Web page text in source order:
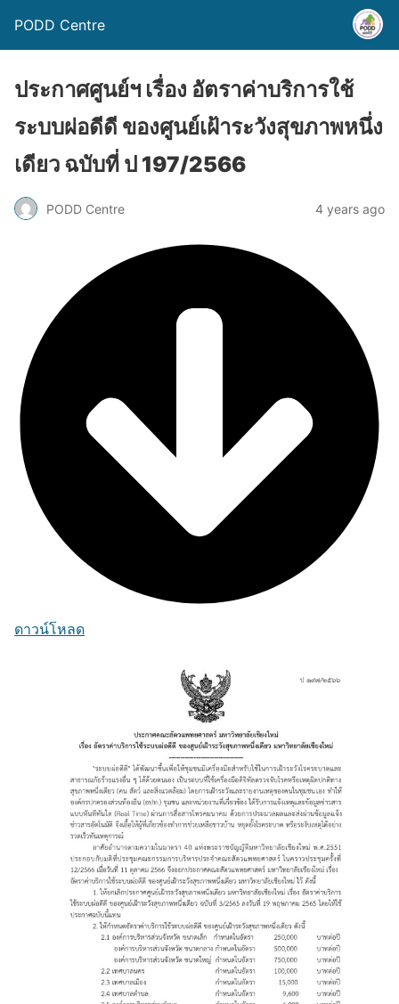
PODD Centre
ประกาศศูนย์ฯ เรื่อง อัตราค่าบริการใช้
ระบบผ่อดีดี ของศูนย์เฝ้าระวังสุขภาพหนึ่ง
เดียว ฉบับที่ ป 197/2566
PODD Centre 4 years ago
ดาวน์โหลด